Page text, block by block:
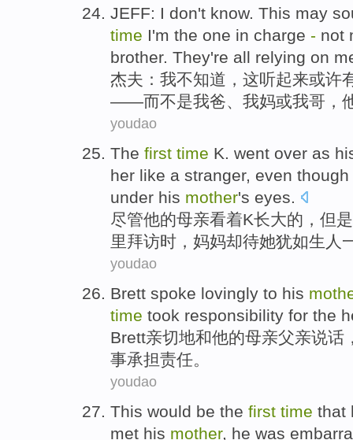
JEFF: I don't know. This may
time I'm the one in charge - not
brother. They're all relying on
杰夫 ： 我不知道 ， 这听起来或许
——而不是我爸、我妈或我哥 ，
youdao
The first time K. went over as
her like a stranger, even though
under his mother's eyes.
尽管他的母亲看着K长大的，但
里拜访时， 妈妈却待她犹如生人
youdao
Brett spoke lovingly to his
time took responsibility for the
Brett亲切地和他的母亲父亲说话
事承担责任。
youdao
This would be the first time that
met his mother, he was